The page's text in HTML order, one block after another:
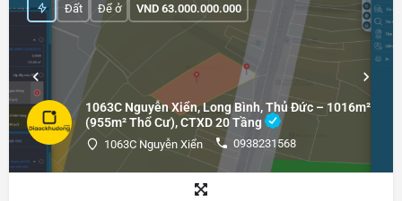
1063C Nguyễn Xiển, Long Bình, Thủ Đức – 1016m²
(955m² Thổ Cư), CTXD 20 Tầng
1063C Nguyễn Xiển 0938231568
Đất Để ở VND 63.000.000.000